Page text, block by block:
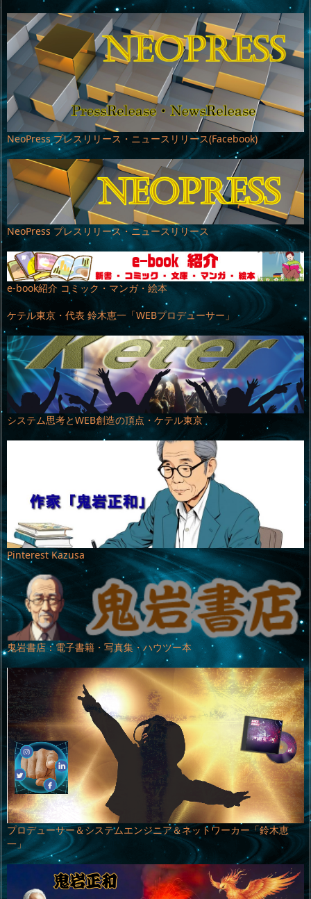
NeoPress プレスリリース・ニュースリリース(Facebook)
NeoPress プレスリリース・ニュースリリース
e-book紹介 コミック・マンガ・絵本
ケテル東京・代表 鈴木恵一「WEBプロデューサー」
システム思考とWEB創造の頂点・ケテル東京
Pinterest Kazusa
鬼岩書店：電子書籍・写真集・ハウツー本
プロデューサー＆システムエンジニア＆ネットワーカー「鈴木恵
一」